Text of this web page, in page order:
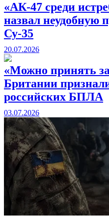
«АК-47 среди
назвал неудобную
Су-35
20.07.2026
«Можно принять
Британии
российских БПЛА
03.07.2026